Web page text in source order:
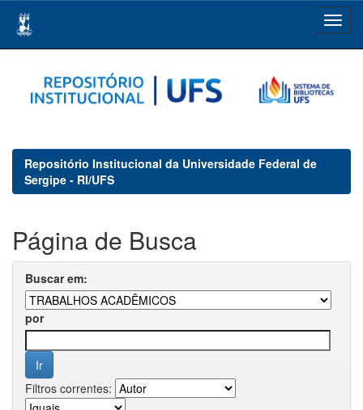
navigation
Repositório Institucional da Universidade Federal de
Sergipe - RI/UFS
Página de Busca
Buscar em:
por
Filtros correntes: